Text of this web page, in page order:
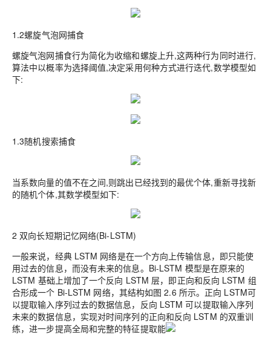
1.2螺旋气泡网捕食
螺旋气泡网捕食行为简化为收缩和螺旋上升,这两种行为同时进行,
算法中以概率为选择阈值,决定采用何种方式进行迭代,数学模型如
下:
1.3随机搜索捕食
当系数向量的值不在之间,则跳出已经找到的最优个体,重新寻找新
的随机个体,其数学模型如下:
2 双向长短期记忆网络(Bi-LSTM)
一般来说，经典 LSTM 网络是在一个方向上传输信息，即只能使
用过去的信息，而没有未来的信息。Bi-LSTM 模型是在原来的
LSTM 基础上增加了一个反向 LSTM 层， 即正向和反向 LSTM 组
合形成一个 Bi-LSTM 网络，其结构如图 2.6 所示。正向 LSTM可
以提取输入序列过去的数据信息，反向 LSTM 可以提取输入序列
未来的数据信息，实现对时间序列的正向和反向 LSTM 的双重训
练，进一步提高全局和完整的特征提取能